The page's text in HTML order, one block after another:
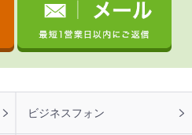
ビジネスフォン